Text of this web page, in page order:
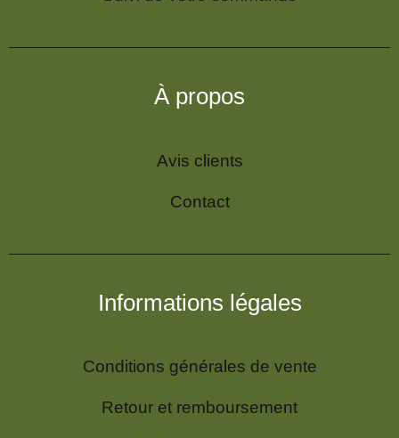
À propos
Avis clients
Contact
Informations légales
Conditions générales de vente
Retour et remboursement